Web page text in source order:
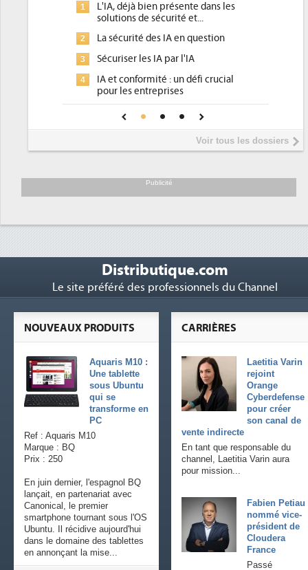
bien présente dans les
des IA en question
: un défi crucial
1
Qu'est-ce que la DEE
d'efficacité énergétique) ?
2
DEE, une pression
place pour répondre à...
Phocea DC dans les cordes
DEE
Interview de Fabrice
président de Digital Realty...
soutient les...
Voir tous les dossiers
Publicité
Distributique.com
Le site préféré des professionnels du Channel
CARRIÈRES
Laetitia Varin
rejoint
Orange
Cyberdefense
pour créer
son canal de
vente indirecte
En tant que responsable du
channel, Laetitia Varin aura
pour mission...
Fabien Petiau
nommé vice-
président de
Cloudera
France
Passé
NOUVEAUX PRODUITS
Aquaris M10 :
Une tablette
sous Ubuntu
qui se
transforme en
PC
Ref : Aquaris M10
Marque : BQ
Prix : 250
En juin dernier, l'espagnol BQ
lançait, en partenariat avec
Canonical, le premier
smartphone tournant sous l'OS
Ubuntu. Il récidive aujourd'hui
dans le domaine des tablettes
en annonçant la mise...